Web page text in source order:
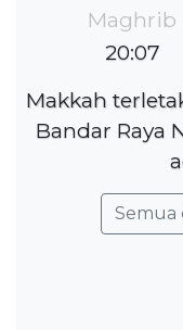
Maghrib
20:07
Makkah
Bandar Raya
Semua